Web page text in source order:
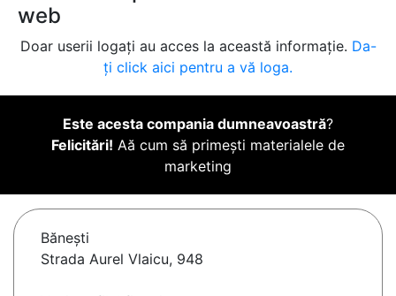
web
Doar userii logați au acces la această informație. Da-
ți click aici pentru a vă loga.
Este acesta compania dumneavoastră?
Felicitări! Aă cum să primești materialele de
marketing
Băneşti
Strada Aurel Vlaicu, 948